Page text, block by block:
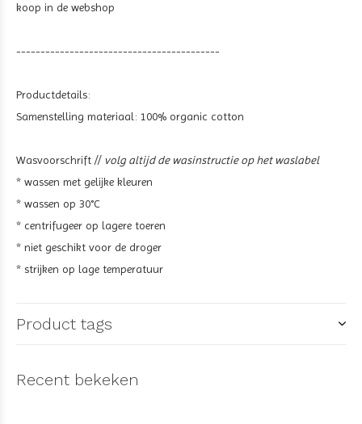
koop in de webshop
------------------------------------------
Productdetails:
Samenstelling materiaal: 100% organic cotton
Wasvoorschrift // volg altijd de wasinstructie op het waslabel
* wassen met gelijke kleuren
* wassen op 30°C
* centrifugeer op lagere toeren
* niet geschikt voor de droger
* strijken op lage temperatuur
Product tags
Recent bekeken